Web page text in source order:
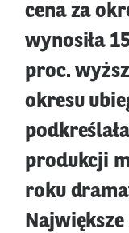
cena za
wynosiła
proc.
okresu
produkcji
roku